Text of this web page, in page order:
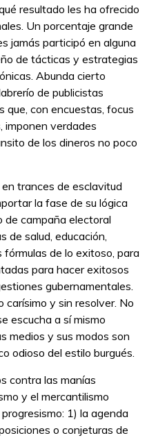
resultado les ha ofrecido
Un porcentaje grande
jamás participó en alguna
de tácticas y estrategias
Abunda cierto
de publicistas
que, con encuestas, focus
imponen verdades
de los dineros no poco
trances de esclavitud
la fase de su lógica
campaña electoral
de salud, educación,
fórmulas de lo exitoso, para
para hacer exitosos
gubernamentales.
y sin resolver. No
escucha a sí mismo
medios y sus modos son
odioso del estilo burgués.
contra las manías
y el mercantilismo
1) la agenda
o conjeturas de